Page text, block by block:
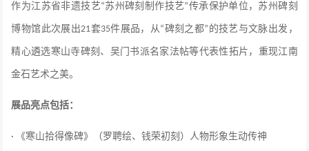
作为江苏省非遗技艺“苏州碑刻制作技艺”传承保护单位 ，苏州碑刻
博物馆此次展出21套35件展品，从“碑刻之都” 的技艺与文脉出发，
精心遴选寒山寺碑刻、吴门书派名家法帖等代表性拓片，重现江南
金石艺术之美。
展品亮点包括：
· 《寒山拾得像碑》 （罗聘绘、钱荣初刻）人物形象生动传神